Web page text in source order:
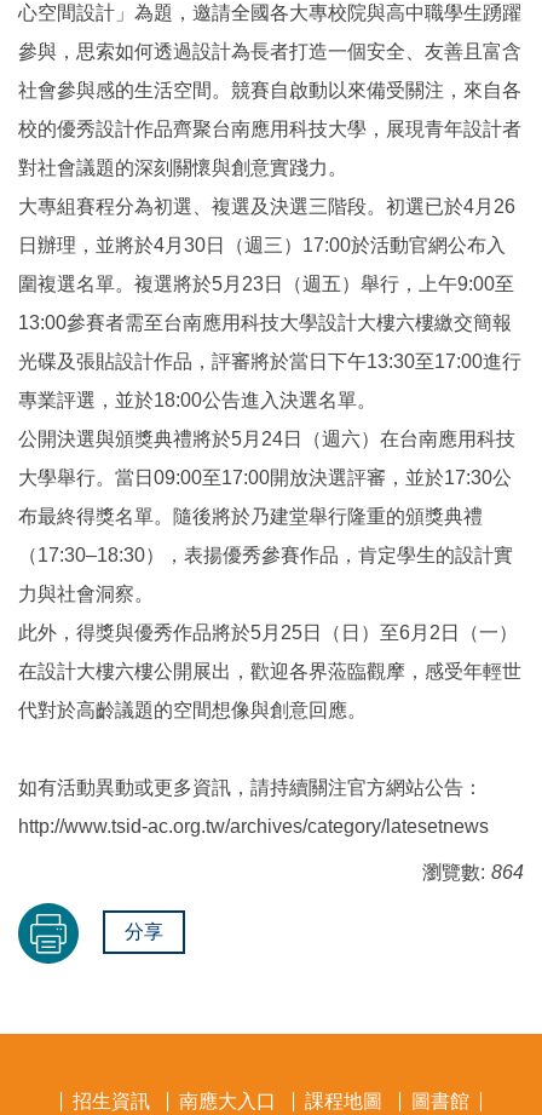
心空間設計」為題，邀請全國各大專校院與高中職學生踴躍
參與，思索如何透過設計為長者打造一個安全、友善且富含
社會參與感的生活空間。競賽自啟動以來備受關注，來自各
校的優秀設計作品齊聚台南應用科技大學，展現青年設計者
對社會議題的深刻關懷與創意實踐力。
大專組賽程分為初選、複選及決選三階段。初選已於4月26
日辦理，並將於4月30日（週三）17:00於活動官網公布入
圍複選名單。複選將於5月23日（週五）舉行，上午9:00至
13:00參賽者需至台南應用科技大學設計大樓六樓繳交簡報
光碟及張貼設計作品，評審將於當日下午13:30至17:00進行
專業評選，並於18:00公告進入決選名單。
公開決選與頒獎典禮將於5月24日（週六）在台南應用科技
大學舉行。當日09:00至17:00開放決選評審，並於17:30公
布最終得獎名單。隨後將於乃建堂舉行隆重的頒獎典禮
（17:30–18:30），表揚優秀參賽作品，肯定學生的設計實
力與社會洞察。
此外，得獎與優秀作品將於5月25日（日）至6月2日（一）
在設計大樓六樓公開展出，歡迎各界蒞臨觀摩，感受年輕世
代對於高齡議題的空間想像與創意回應。
如有活動異動或更多資訊，請持續關注官方網站公告：
http://www.tsid-ac.org.tw/archives/category/latesetnews
瀏覽數: 864
分享
招生資訊 南應大入口 課程地圖 圖書館